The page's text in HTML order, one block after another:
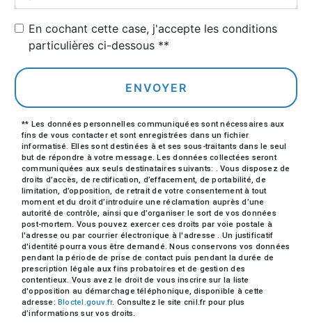
En cochant cette case, j'accepte les conditions
particulières ci-dessous **
ENVOYER
** Les données personnelles communiquées sont nécessaires aux
fins de vous contacter et sont enregistrées dans un fichier
informatisé. Elles sont destinées à et ses sous-traitants dans le seul
but de répondre à votre message. Les données collectées seront
communiquées aux seuls destinataires suivants: . Vous disposez de
droits d’accès, de rectification, d’effacement, de portabilité, de
limitation, d’opposition, de retrait de votre consentement à tout
moment et du droit d’introduire une réclamation auprès d’une
autorité de contrôle, ainsi que d’organiser le sort de vos données
post-mortem. Vous pouvez exercer ces droits par voie postale à
l'adresse ou par courrier électronique à l'adresse . Un justificatif
d'identité pourra vous être demandé. Nous conservons vos données
pendant la période de prise de contact puis pendant la durée de
prescription légale aux fins probatoires et de gestion des
contentieux. Vous avez le droit de vous inscrire sur la liste
d'opposition au démarchage téléphonique, disponible à cette
adresse:Bloctel.gouv.fr. Consultez le site cnil.fr pour plus
d’informations sur vos droits.